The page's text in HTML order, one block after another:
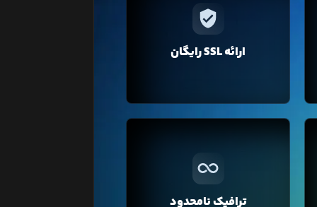
ارائه SSL رایگان
در لیارا برای دامنه‌ی‌ اختصاصی‌تان فقط
تهیه کنید. نگران تمدید هم نباشید لیارا
ترافیک نامحدود
ترافیک مصرفی تمامی سرویس‌ها به
صورت نامحدود در نظر گرفته شده و
شما می‌توانید بدون صرف هزینه اضافه،